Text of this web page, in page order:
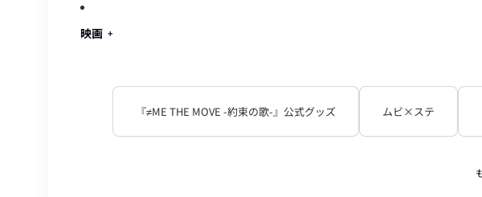
映画
『≠ME THE MOVE -約束の歌-』公式グッズ ムビ×ステ